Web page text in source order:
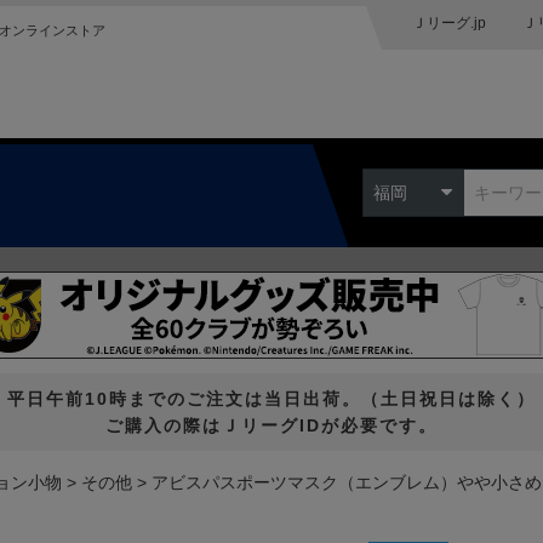
ンラインストア Ｊリーグ.jp
福岡
平日午前10時までのご注文は当日出荷。（土日祝日は除く）
ご購入の際はＪリーグIDが必要です。
ン小物 その他 アビスパスポーツマスク（エンブレム）やや小さめ